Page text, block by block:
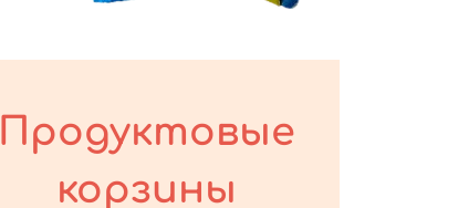
Продуктовые
корзины